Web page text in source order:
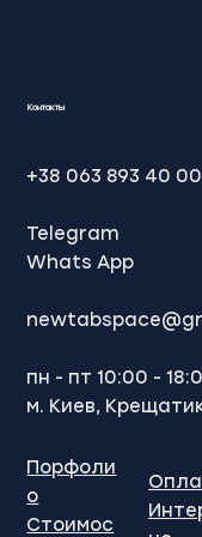
Контакты
+38 063 893 40 00
Telegram
Whats App
пн - пт 10:00 -
м. Киев, Крещатик
Порфоли
о
Стоимос